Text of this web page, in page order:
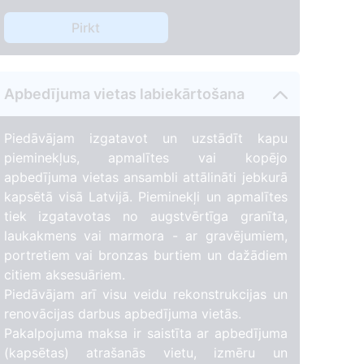
Pirkt
Apbedījuma vietas labiekārtošana
Piedāvājam izgatavot un uzstādīt kapu
pieminekļus, apmalītes vai kopējo
apbedījuma vietas ansambli attālināti jebkurā
kapsētā visā Latvijā. Pieminekļi un apmalītes
tiek izgatavotas no augstvērtīga granīta,
laukakmens vai marmora - ar gravējumiem,
portretiem vai bronzas burtiem un dažādiem
citiem aksesuāriem.
Piedāvājam arī visu veidu rekonstrukcijas un
renovācijas darbus apbedījuma vietās.
Pakalpojuma maksa ir saistīta ar apbedījuma
(kapsētas) atrašanās vietu, izmēru un